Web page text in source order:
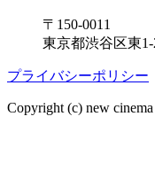
〒150-0011
東京都渋谷区東
プライバシーポリシー
Copyright (c) new